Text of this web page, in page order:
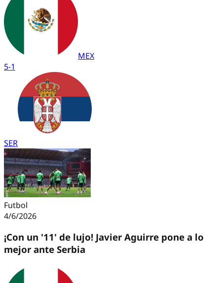
MEX
5-1
SER
Futbol
4/6/2026
¡Con un '11' de lujo! Javier Aguirre pone a lo
mejor ante Serbia